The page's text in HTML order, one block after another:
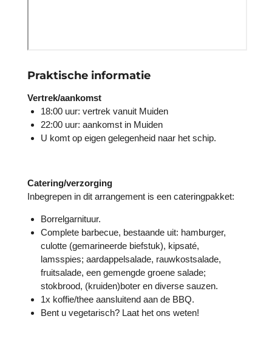
Praktische informatie
Vertrek/aankomst
18:00 uur: vertrek vanuit Muiden
22:00 uur: aankomst in Muiden
U komt op eigen gelegenheid naar het schip.
Catering/verzorging
Inbegrepen in dit arrangement is een cateringpakket:
Borrelgarnituur.
Complete barbecue, bestaande uit: hamburger,
culotte (gemarineerde biefstuk), kipsaté,
lamsspies; aardappelsalade, rauwkostsalade,
fruitsalade, een gemengde groene salade;
stokbrood, (kruiden)boter en diverse sauzen.
1x koffie/thee aansluitend aan de BBQ.
Bent u vegetarisch? Laat het ons weten!